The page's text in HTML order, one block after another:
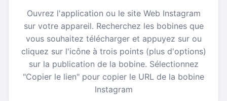
Ouvrez l'application ou le site Web Instagram
sur votre appareil. Recherchez les bobines que
vous souhaitez télécharger et appuyez sur ou
cliquez sur l'icône à trois points (plus d'options)
sur la publication de la bobine. Sélectionnez
"Copier le lien" pour copier le URL de la bobine
Instagram